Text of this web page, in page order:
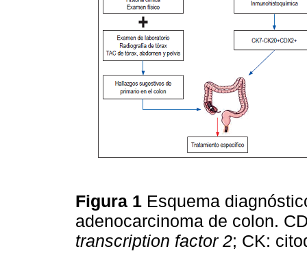
Figura 1 Esquema
adenocarcinoma de colon.
transcription factor 2; CK: